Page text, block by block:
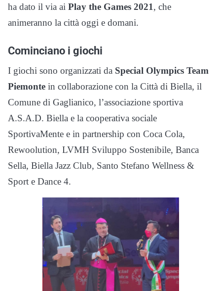
ha dato il via ai Play the Games 2021, che
animeranno la città oggi e domani.
Cominciano i giochi
I giochi sono organizzati da Special Olympics Team
Piemonte in collaborazione con la Città di Biella, il
Comune di Gaglianico, l’associazione sportiva
A.S.A.D. Biella e la cooperativa sociale
SportivaMente e in partnership con Coca Cola,
Rewoolution, LVMH Sviluppo Sostenibile, Banca
Sella, Biella Jazz Club, Santo Stefano Wellness &
Sport e Dance 4.